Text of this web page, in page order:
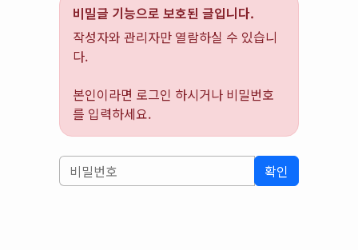
비밀글 기능으로 보호된 글입니다.
작성자와 관리자만 열람하실 수 있습니
다.
본인이라면 로그인 하시거나 비밀번호
를 입력하세요.
확인